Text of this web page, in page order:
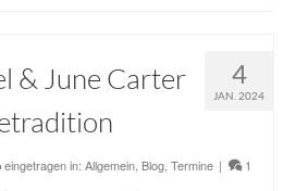
4
JAN. 2024
& June Carter
eingetragen in: Allgemein Blog Termine | 1